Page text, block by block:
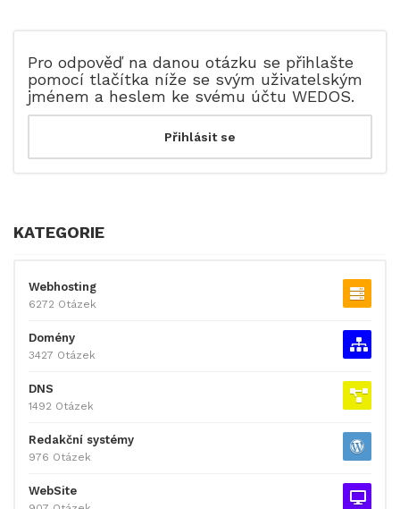
Pro odpověď na danou otázku se přihlašte
pomocí tlačítka níže se svým uživatelským
jménem a heslem ke svému účtu WEDOS.
KATEGORIE
Webhosting
6272 Otázek
Domény
3427 Otázek
DNS
1492 Otázek
Redakční systémy
976 Otázek
WebSite